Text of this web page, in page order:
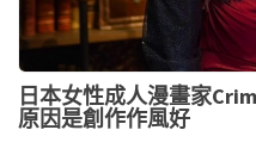
日本女性成人漫畫家
原因是創作作風好